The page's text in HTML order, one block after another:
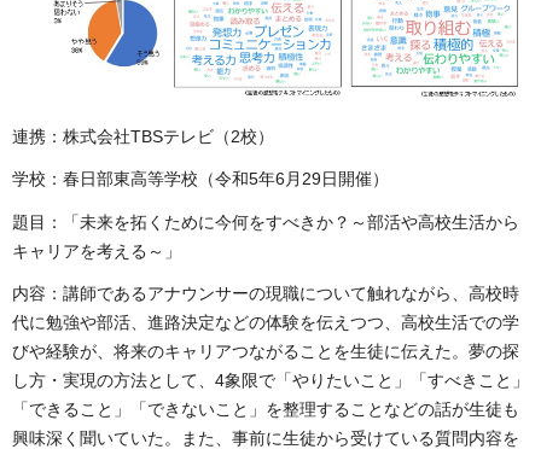
連携：株式会社TBSテレビ（2校）
学校：春日部東高等学校（令和5年6月29日開催）
題目：「未来を拓くために今何をすべきか？～部活や高校生活から
キャリアを考える～」
内容：講師であるアナウンサーの現職について触れながら、高校時
代に勉強や部活、進路決定などの体験を伝えつつ、高校生活での学
びや経験が、将来のキャリアつながることを生徒に伝えた。夢の探
し方・実現の方法として、4象限で「やりたいこと」「すべきこと」
「できること」「できないこと」を整理することなどの話が生徒も
興味深く聞いていた。また、事前に生徒から受けている質問内容を